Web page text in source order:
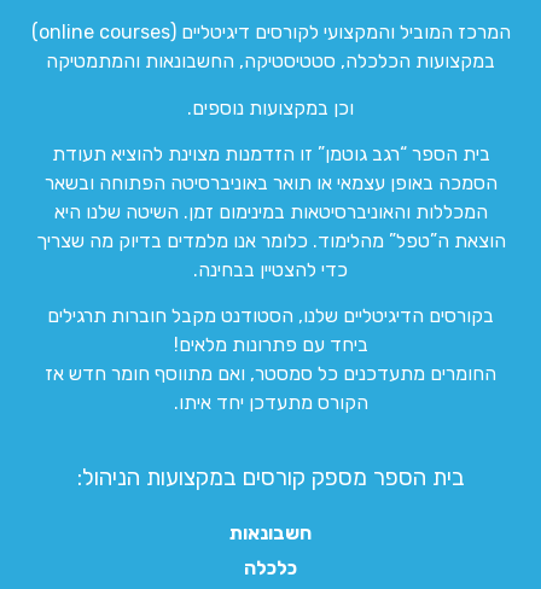
המרכז המוביל והמקצועי לקורסים דיגיטליים (online courses)
במקצועות הכלכלה, סטטיסטיקה, החשבונאות והמתמטיקה
וכן במקצועות נוספים.
בית הספר “רגב גוטמן” זו הזדמנות מצוינת להוציא תעודת
הסמכה באופן עצמאי או תואר באוניברסיטה הפתוחה ובשאר
המכללות והאוניברסיטאות במינימום זמן. השיטה שלנו היא
הוצאת ה”טפל” מהלימוד. כלומר אנו מלמדים בדיוק מה שצריך
כדי להצטיין בבחינה.
בקורסים הדיגיטליים שלנו, הסטודנט מקבל חוברות תרגילים
ביחד עם פתרונות מלאים!
החומרים מתעדכנים כל סמסטר, ואם מתווסף חומר חדש אז
הקורס מתעדכן יחד איתו.
בית הספר מספק קורסים במקצועות הניהול:
חשבונאות
כלכלה